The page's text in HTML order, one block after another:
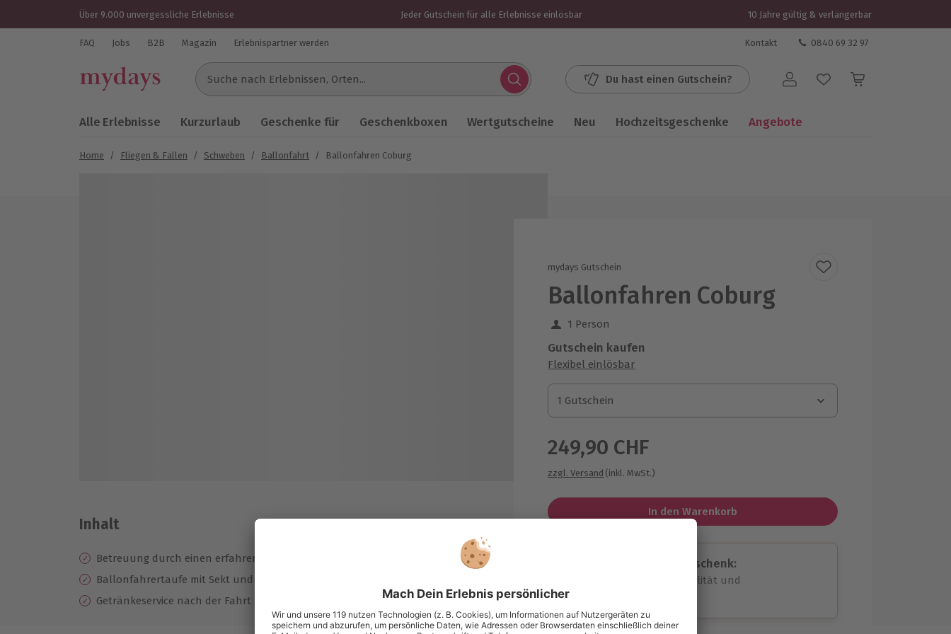
Über 9.000 unvergessliche Erlebnisse Jeder Gutschein für alle Erlebnisse einlösbar 10 Jahre gültig & verlängerbar
FAQ Jobs B2B Magazin Erlebnispartner werden Kontakt 0840 69 32 97
Suche nach Erlebnissen...
Du hast einen Gutschein? Benutzerkonto
Alle Erlebnisse Kurzurlaub Geschenke für Geschenkboxen Wertgutscheine Neu Hochzeitsgeschenke Angebote
Home / Fliegen & Fallen / Schweben / Ballonfahrt / Ballonfahren Coburg
mydays Gutschein
Ballonfahren Coburg
1 Person
Gutschein kaufen
Flexibel einlösbar
1 Gutschein
1 Gutschein
1 Gutschein
249,90 CHF
zzgl. Versand (inkl. MwSt.)
In den Warenkorb
Immer das passende Geschenk:
Große Auswahl, volle Flexibilität und
maximale Sicherheit
Große Auswahl
Über 9.000 unvergessliche
Inhalt
Betreuung durch einen erfahrenen Piloten
Ballonfahrertaufe mit Sekt und Urkunde
Getränkeservice nach der Fahrt